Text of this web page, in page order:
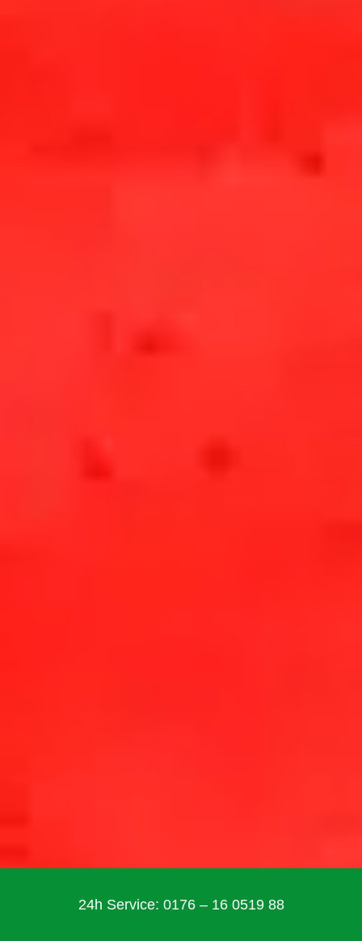
24h Service: 0176 – 16 0519 88